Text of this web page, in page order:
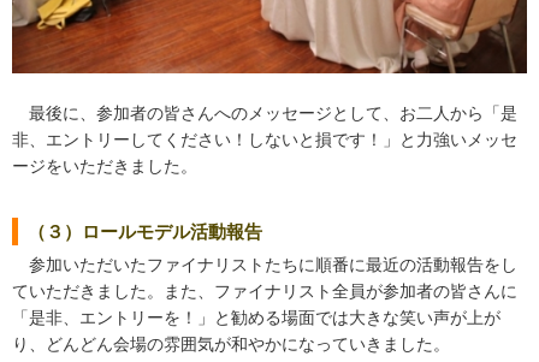
最後に、参加者の皆さんへのメッセージとして、お二人から「是
非、エントリーしてください！しないと損です！」と力強いメッセ
ージをいただきました。
（３）ロールモデル活動報告
参加いただいたファイナリストたちに順番に最近の活動報告をし
ていただきました。また、ファイナリスト全員が参加者の皆さんに
「是非、エントリーを！」と勧める場面では大きな笑い声が上が
り、どんどん会場の雰囲気が和やかになっていきました。